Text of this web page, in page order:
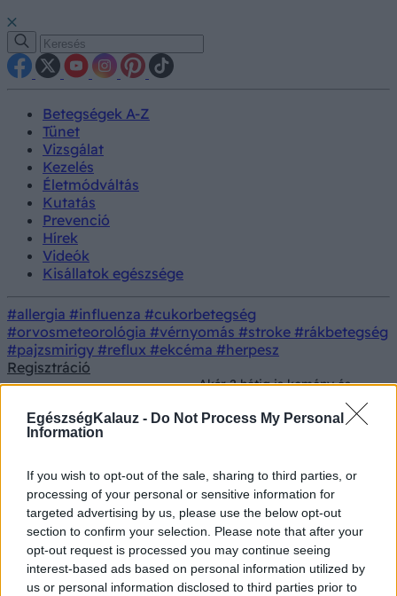
EgészségKalauz - Do Not Process My Personal
Information
If you wish to opt-out of the sale, sharing to third parties, or
processing of your personal or sensitive information for
targeted advertising by us, please use the below opt-out
section to confirm your selection. Please note that after your
opt-out request is processed you may continue seeing
interest-based ads based on personal information utilized by
us or personal information disclosed to third parties prior to
Betegségek A-Z
Tünet
Vizsgálat
Kezelés
Életmódváltás
Kutatás
Prevenció
Hírek
Videók
Kisállatok egészsége
#allergia #influenza #cukorbetegség
#orvosmeteorológia #vérnyomás #stroke #rákbetegség
#pajzsmirigy #reflux #ekcéma #herpesz
Regisztráció
Akár 2 hétig is kemény és
érett marad a banán, ha így
tárolja a konyhában
marad a banán, ha így tárolja a
konyhában